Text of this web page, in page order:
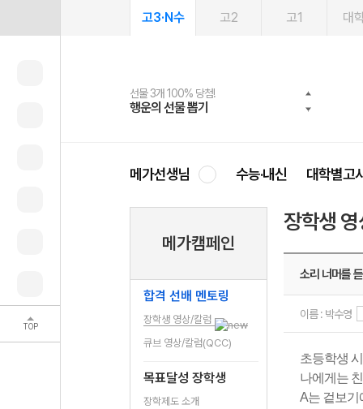
TOP
고3·N수 고2 고1 대
선물 3개 100% 당첨!
행운의 선물 뽑기
선물 100% 증정!
메가스터디 X 올리브
여름방학 스터디 캐시백
메가런 썸머스쿨
2027 러셀 단과
강사 공개선발
스마트러닝앱
설문 EVENT
메가패스
3일 무료 체험권
메가패스 수강생 무료혜택!
메가클럽 멤버십
사회공헌 캠페인
희망이룸 메가나눔
메가선생님 수능·내신 대학별고
메가캠페인
합격 선배 멘토링
장학생 영상/칼럼
큐브 영상/칼럼(QCC)
목표달성 장학생
장학제도 소개
장학생
소리 너머를
이름 : 박수영
초등학생
나에게는
A는 겉보기